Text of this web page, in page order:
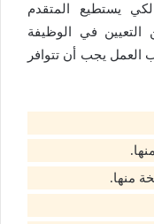
يستطيع المتقدم
في الوظيفة
العمل يجب أن تتوافر
منها.